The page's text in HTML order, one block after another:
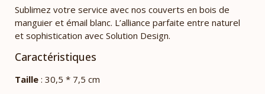
Sublimez votre service avec nos couverts en bois de
manguier et émail blanc. L’alliance parfaite entre naturel
et sophistication avec Solution Design.
Caractéristiques
Taille : 30,5 * 7,5 cm